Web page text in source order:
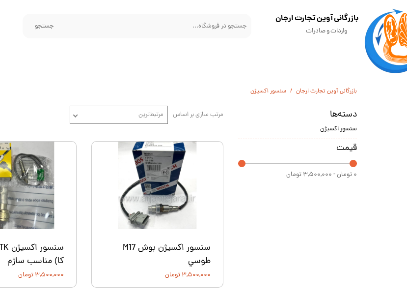
جستجو
​بازرگانی آوین تجارت ارجان
واردات و صادرات
بازرگانی آوین تجارت ارجان سنسور اکسیژن
دسته‌ها
سنسور اکسیژن
قیمت
۰ تومان - ۳,۵۰۰,۰۰۰ تومان
مرتب سازی بر اساس مرتبط‌ترین
سنسور اكسيژن بوش M17
طوسي
۳,۵۰۰,۰۰۰ تومان
کا) مناسب ساژم
۳,۵۰۰,۰۰۰ تومان